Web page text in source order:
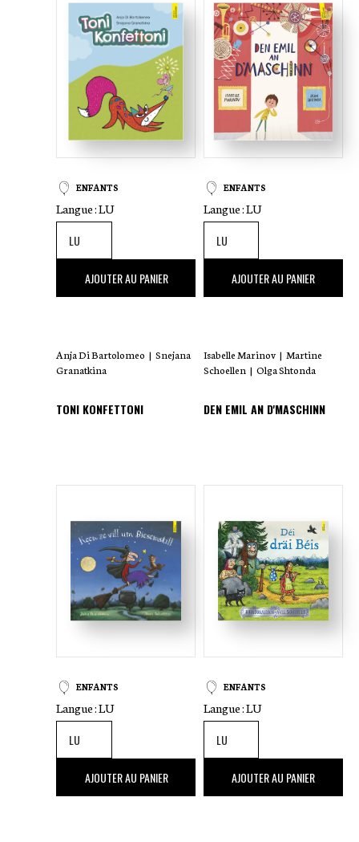
ENFANTS
Langue :LU
,00 €
AJOUTER AU PANIER
Anja Di Bartolomeo | Snejana
Granatkina
TONI KONFETTONI
ENFANTS
Langue :LU
,00 €AJOUTER AU PANIER
Isabelle Marinov | Martine
Schoellen | Olga Shtonda
DEN EMIL AN D'MASCHINN
ENFANTS
Langue :LU
,00 €AJOUTER AU PANIER
ENFANTS
Langue :LU
,00 €AJOUTER AU PANIER